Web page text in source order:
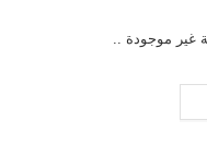
غير موجودة ..